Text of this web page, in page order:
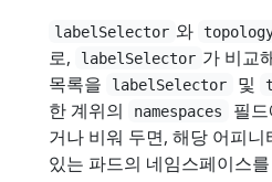
labelSelector 와
로,
labelSelector 가 비교
목록을
labelSelector 및
한 계위의
namespaces
필
거나 비워 두면, 해당 어피
있는 파드의 네임스페이스